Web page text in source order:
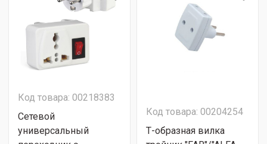
Код товара: 00218383
Сетевой
универсальный
Код товара: 00204254
Т-образная вилка